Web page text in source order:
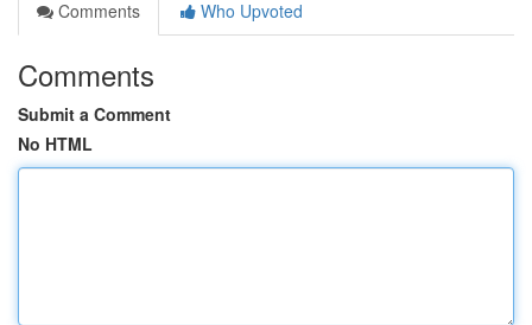
Comments
Who Upvoted
Comments
Submit a Comment
No HTML